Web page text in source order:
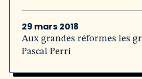
29 mars 2018
Aux grandes réformes les
Pascal Perri